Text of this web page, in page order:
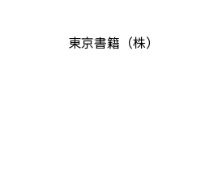
東京書籍（株）